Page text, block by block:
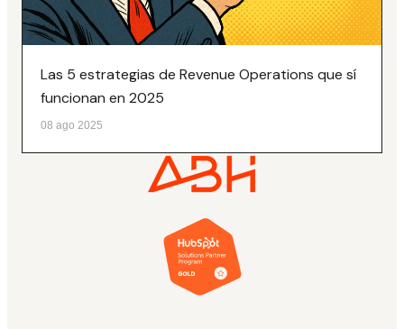
Las 5 estrategias de Revenue Operations que sí
funcionan en 2025
08 ago 2025